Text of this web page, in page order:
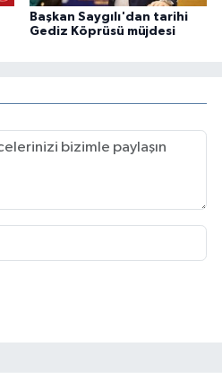
Başkan Saygılı'dan tarihi
Gediz Köprüsü müjdesi